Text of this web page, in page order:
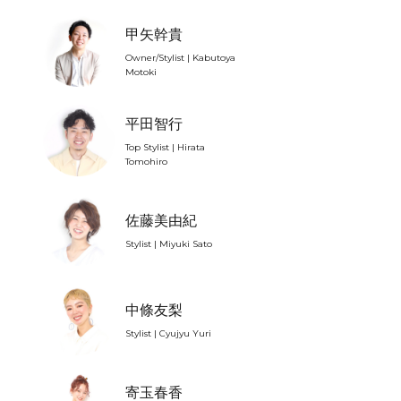
甲矢幹貴
Owner/Stylist | Kabutoya
Motoki
平田智行
Top Stylist | Hirata
Tomohiro
佐藤美由紀
Stylist | Miyuki Sato
中條友梨
Stylist | Cyujyu Yuri
寄玉春香